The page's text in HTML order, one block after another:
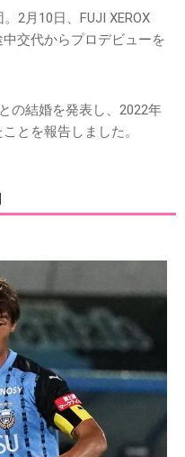
2月10日、FUJI XEROX
中交代からプロデビューを
の結婚を発表し、2022年
とを報告しました。